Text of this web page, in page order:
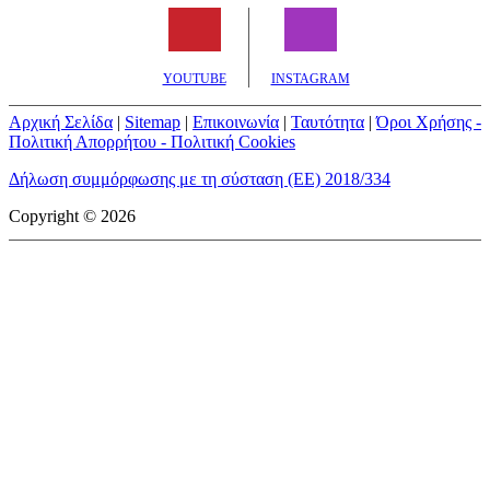
YOUTUBE INSTAGRAM
Αρχική Σελίδα | Sitemap | Επικοινωνία | Ταυτότητα |Όροι Χρήσης -
Πολιτική Απορρήτου - Πολιτική Cookies
Δήλωση συμμόρφωσης με τη σύσταση (ΕΕ) 2018/334
Copyright © 2026